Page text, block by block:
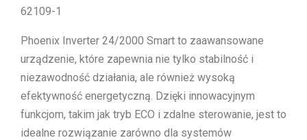
62109-1
Phoenix Inverter 24/2000 Smart to zaawansowane
urządzenie, które zapewnia nie tylko stabilność i
niezawodność działania, ale również wysoką
efektywność energetyczną. Dzięki innowacyjnym
funkcjom, takim jak tryb ECO i zdalne sterowanie, jest to
idealne rozwiązanie zarówno dla systemów